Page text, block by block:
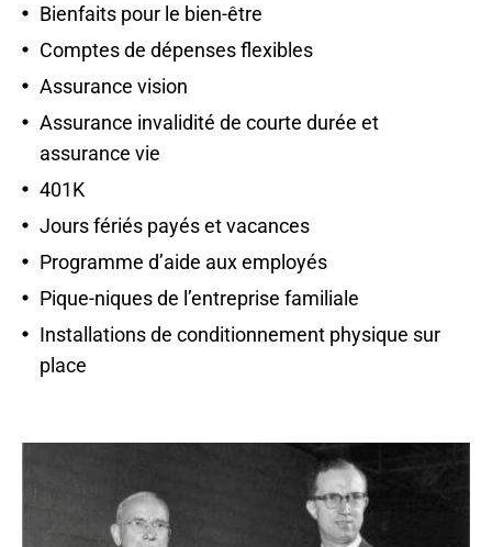
e
w
b
Bienfaits pour le bien-être
Comptes de dépenses flexibles
Assurance vision
Assurance invalidité de courte durée et
assurance vie
401K
Jours fériés payés et vacances
Programme d’aide aux employés
Pique-niques de l’entreprise familiale
Installations de conditionnement physique sur
place